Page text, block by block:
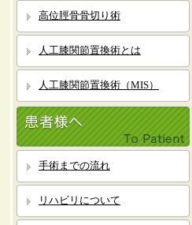
高位脛骨骨切り術
人工膝関節置換術とは
人工膝関節置換術（MIS）
手術までの流れ
リハビリについて